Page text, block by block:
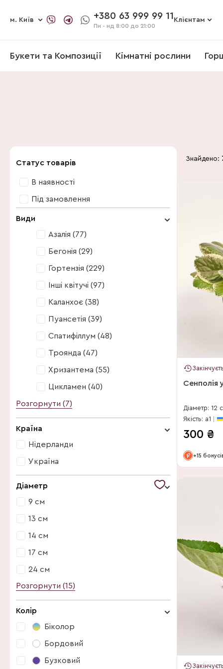
м. Київ +380 63 999 99 11
Пн - нд 8:00 до 21:00
Клієнтам
Букети та Композиції Кімнатні рослини
Статус товарів
В наявності
Під замовлення
Види
Азалія (77)
Бегонія (29)
Гортензія (229)
Інші квітучі (97)
Каланхоє (38)
Пуансетія (39)
Спатифіллум (48)
Троянда (47)
Хризантема (55)
Цикламен (40)
Азалія (77)
Бегонія (29)
Сенполія (3)
Спатифіллум (48)
Троянда (47)
Хризантема (55)
Цикламен (40)
Розгорнути (7)
Країна
Нідерланди
Україна
Діаметр
9 см
13 см
14 см
17 см
24 см
7 см
Розгорнути (15)
Колір
Біколор
Бордовий
Бузковий
Знайдено:
Сенполія
Діаметр: 12
Якість: a1
300 ₴
+15